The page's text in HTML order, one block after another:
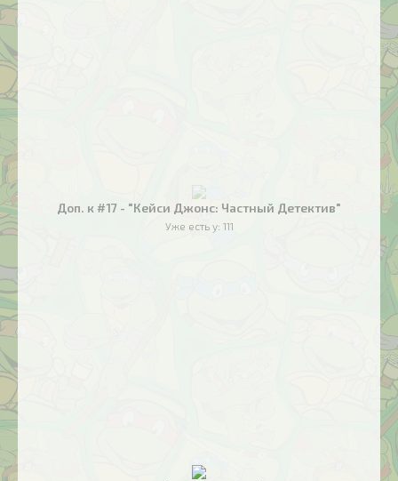
Доп. к #17 - "Кейси Джонс: Частный Детектив"
Уже есть у: 111